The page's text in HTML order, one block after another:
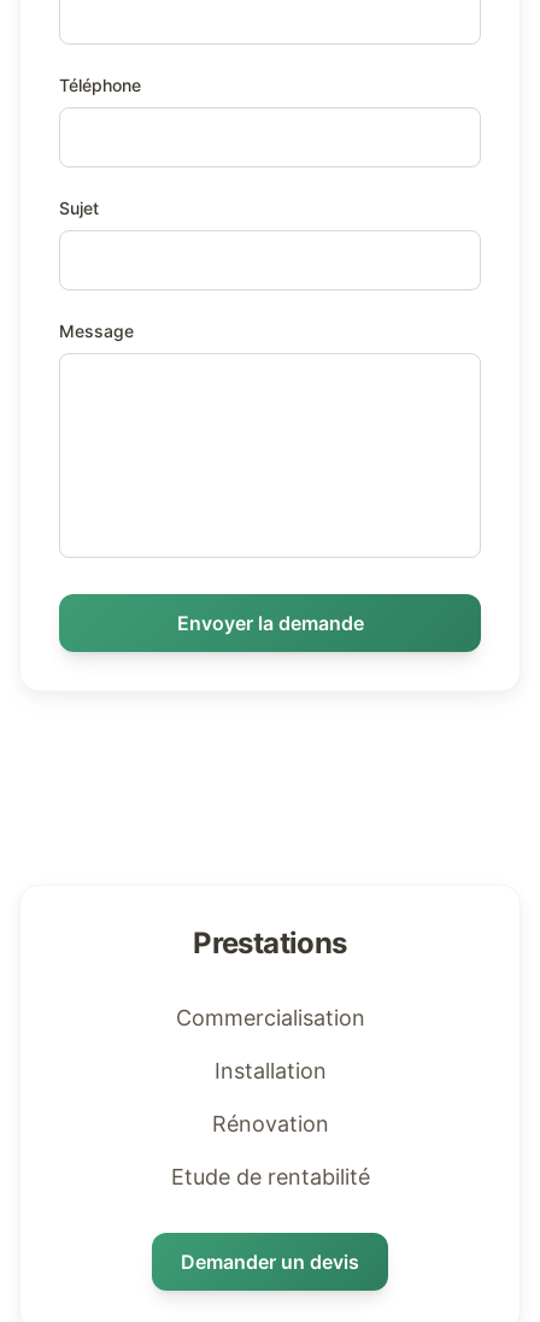
Téléphone
Sujet
Message
Envoyer la demande
Prestations
Commercialisation
Installation
Rénovation
Etude de rentabilité
Demander un devis